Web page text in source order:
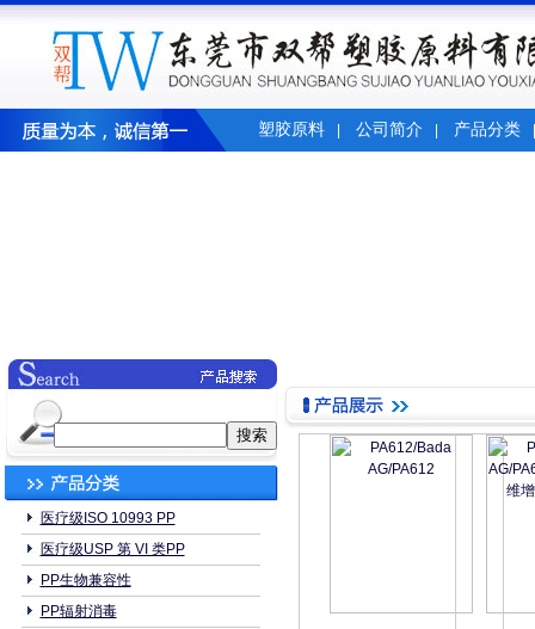
塑胶原料 公司简介 产品分类
医疗级ISO 10993 PP
医疗级USP 第 VI 类PP
PP生物兼容性
PP辐射消毒